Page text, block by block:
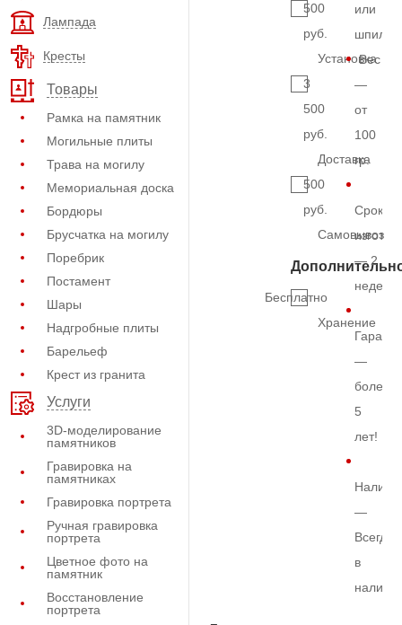
Лампада
Кресты
Товары
Рамка на памятник
Могильные плиты
Трава на могилу
Мемориальная доска
Бордюры
Брусчатка на могилу
Поребрик
Постамент
Шары
Надгробные плиты
Барельеф
Крест из гранита
Услуги
3D-моделирование
памятников
Гравировка на
памятниках
Гравировка портрета
Ручная гравировка
портрета
Цветное фото на
памятник
Восстановление
портрета
500
руб.
Установка
3
500
руб.
Доставка
500
руб.
Самовывоз
Бесплатно
Хранение
или
Вес
—
от
100
гр.
Срок
— 2
недели
—
более
5
лет!
—
Всегда
в